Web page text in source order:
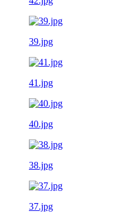
39.jpg
41.jpg
40.jpg
38.jpg
37.jpg